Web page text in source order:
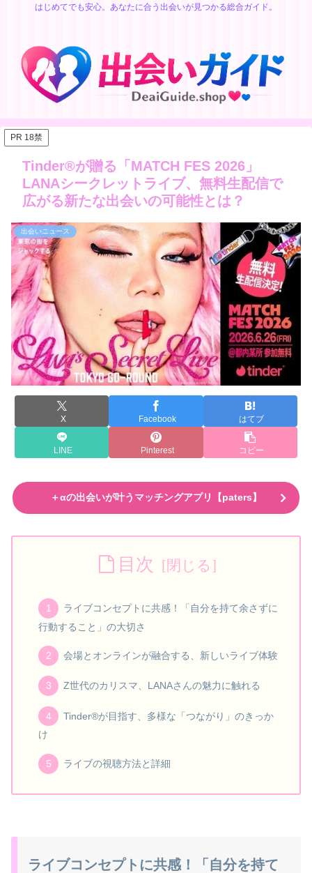
はじめてでも安心。あなたに合う出会いが見つかる総合ガイド。
PR 18禁
Tinder®が贈る「MATCH FES 2026」
LANAシークレットライブ、無料生配信で
広がる新たな出会いの可能性とは？
出会いニュース
X Facebook はてブ
LINE Pinterest コピー
＋αの出会いが叶うマッチングアプリ【paters】
目次
ライブコンセプトに共感！「自分を持て余さずに
行動すること」の大切さ
会場とオンラインが融合する、新しいライブ体験
Z世代のカリスマ、LANAさんの魅力に触れる
Tinder®が目指す、多様な「つながり」のきっか
け
ライブの視聴方法と詳細
ライブコンセプトに共感！「自分を持て